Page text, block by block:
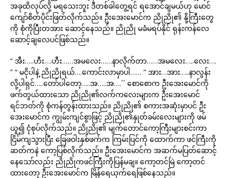
အခုထိလုပ်လို့ မရသေးဘူး ဒီတစ်ခါတွေ့ရင် ရအောင်ချမယ်ဟု မောင်
ကျော်စိတ်ပိုင်းဖြတ်လိုက်သည်။ ဦးအေးမောင်က ညိုညို၏ နို့ကြီးတွေ
ကို စုံကိုပြီးတအား ဆောင့်နေသည်။ ညိုညို မခံမရပ်နိုင် ရုန်းကန်လေ
ဆောင့်ချလေပင်ဖြစ်သည်။
“ အီး…..ဟီး….ဟီး……အမလေး……နာလိုက်တာ……အမလေး…..လေး….
” “ မငိုပါနဲ့ ညိုညိုရယ်….ကောင်းလာမှာပါ…… ” အား…အား…..နာလွန်း
လို့ပါရှင်…..တော်ပါတော့…..အ…..အ….´´ စောစောက ဦးအေးမောင်ကို
ဖက်တွယ်ထားသော ညိုညို၏လက်ကလေးများက ဦးအေးမောင်
ရင်ဘတ်ကို စုံကန်တွန်းထားသည်။ ညိုညို၏ စကားအဆုံးမှာပင် ဦး
အေးမောင်က ကျွမ်းကျင်စွာဖြင့် ညိုညို၏နှုတ်ခမ်းလေးများကို ဖမ်
ယူ၍ ငုံစုပ်လိုက်သည်။ ညိုညို၏ မျက်တောင်ကော့ကြီးများစင်းကာ
ငြိမ်ကျသွားပြီး ခြေဖဝါးနှစ်ဖက်က ကြမ်းပြင်ကို ထောက်ကာ ဖင်ကြီးကို
ဆတ်ကနဲ ကော့ပြစ်လိုက်သည်။ ဦးအေးမောင်က အဆက်မပြတ်ဆောင့်
နေသော်လည်း ညိုညိုကဖင်ကြီးကိုပြန်မချ။ ကော့တင်မြဲ ကော့တင်
ထားတော့ ဦးအေးမောင်က မြိန်ရေယှက်ရေဖြစ်နေသည်။